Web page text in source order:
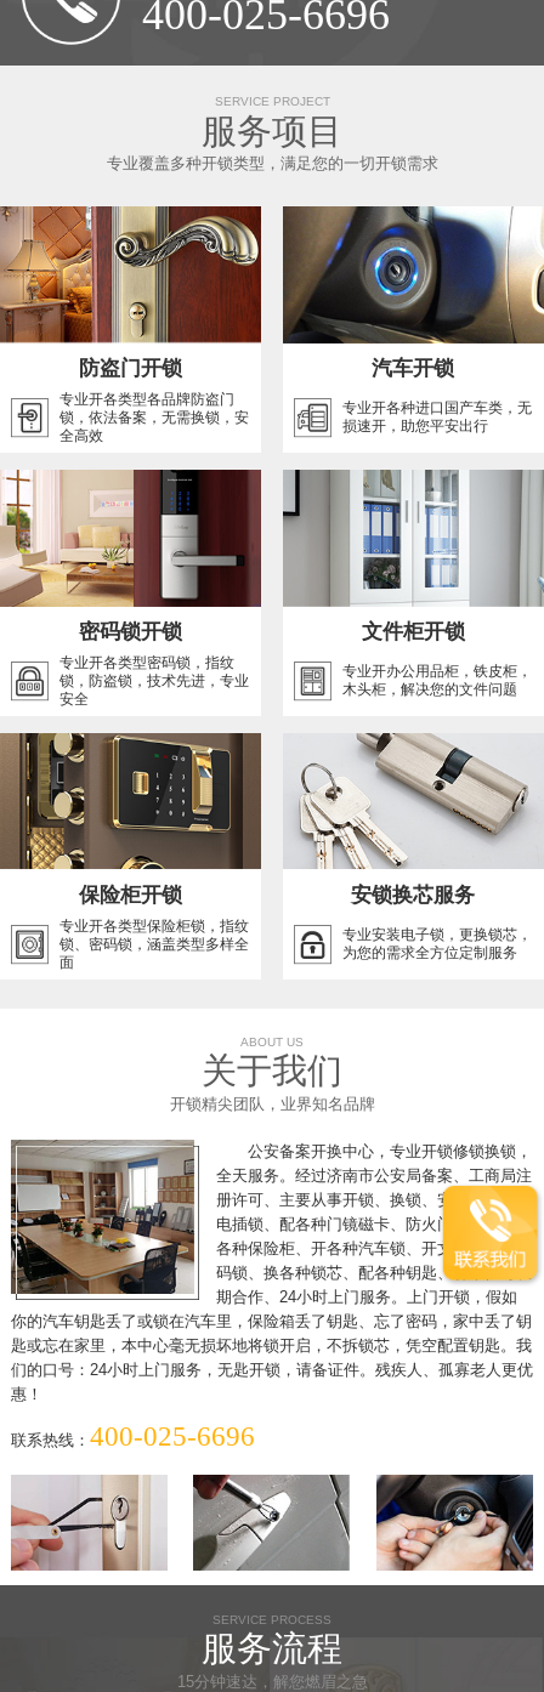
400-025-6696
SERVICE PROJECT
服务项目
专业覆盖多种开锁类型，满足您的一切开锁需求
防盗门开锁
专业开各类型各品牌防盗门
锁，依法备案，无需换锁，安
全高效
汽车开锁
专业开各种进口国产车类，无
损速开，助您平安出行
密码锁开锁
专业开各类型密码锁，指纹
锁，防盗锁，技术先进，专业
安全
文件柜开锁
专业开办公用品柜，铁皮柜，
木头柜，解决您的文件问题
保险柜开锁
专业开各类型保险柜锁，指纹
锁、密码锁，涵盖类型多样全
面
安锁换芯服务
专业安装电子锁，更换锁芯，
为您的需求全方位定制服务
ABOUT US
关于我们
开锁精尖团队，业界知名品牌
公安备案开换中心，专业开锁修锁换锁，
全天服务。经过济南市公安局备案、工商局注
册许可、主要从事开锁、换锁、安装电磁锁、
电插锁、配各种门镜磁卡、防火门推杠锁、开
各种保险柜、开各种汽车锁、开文件柜、开密
码锁、换各种锁芯、配各种钥匙、各单位可长
期合作、24小时上门服务。上门开锁，假如
你的汽车钥匙丢了或锁在汽车里，保险箱丢了钥匙、忘了密码，家中丢了钥
匙或忘在家里，本中心毫无损坏地将锁开启，不拆锁芯，凭空配置钥匙。我
们的口号：24小时上门服务，无匙开锁，请备证件。残疾人、孤寡老人更优
惠！
联系热线： 400-025-6696
SERVICE PROCESS
服务流程
15分钟速达，解您燃眉之急